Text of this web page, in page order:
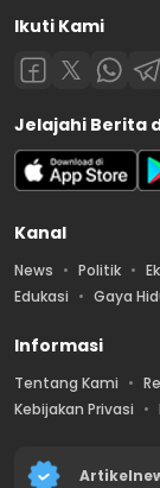
Ikuti Kami
Jelajahi Berita
Kanal
News Politik
Edukasi
Gaya
Informasi
Tentang Kami
Kebijakan Privasi